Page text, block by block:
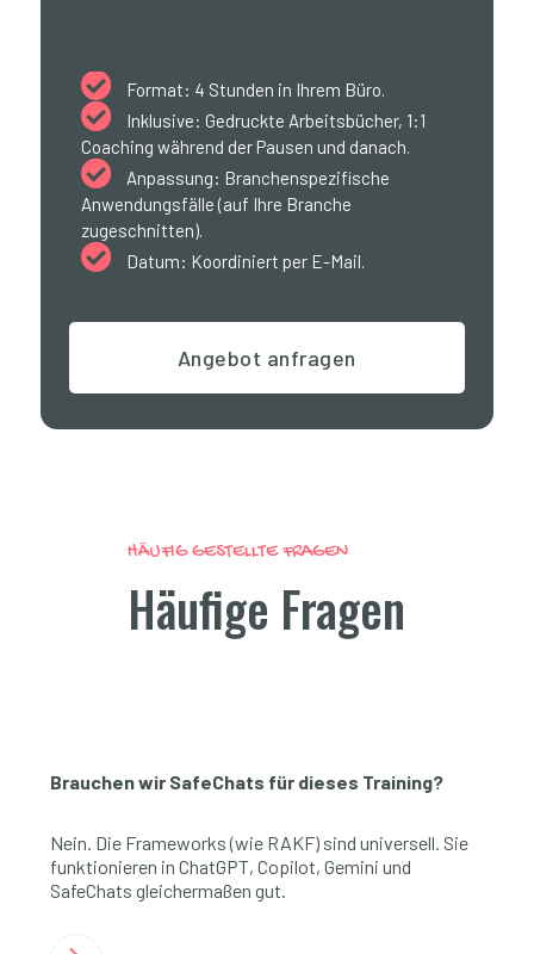
 Format: 4 Stunden in Ihrem Büro.

Inklusive: Gedruckte Arbeitsbücher, 1:1
Coaching während der Pausen und danach.

Anpassung: Branchenspezifische
Anwendungsfälle (auf Ihre Branche
zugeschnitten).
 Datum: Koordiniert per E-Mail.
Angebot anfragen
HÄUFIG GESTELLTE FRAGEN
Häufige Fragen
Brauchen wir SafeChats für dieses Training?
Nein. Die Frameworks (wie RAKF) sind universell. Sie
funktionieren in ChatGPT, Copilot, Gemini und
SafeChats gleichermaßen gut.